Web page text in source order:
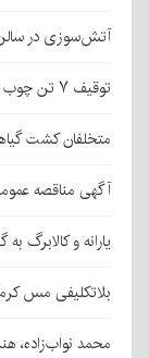
آتش‌سوزی در
توقیف ۷ تن چوب قاچاق تاغ در رفسنجان
متخلفان کشت
آگهی مناقصه عمومی دو
یارانه و کالابرگ
بلاتکلیفی مس
محمد نواب‌زاده،